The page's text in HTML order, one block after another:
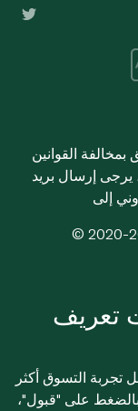
القوانين
يرجى إرسال بريد
تعريف
تجربة التسوق أكثر
على "قبول"،